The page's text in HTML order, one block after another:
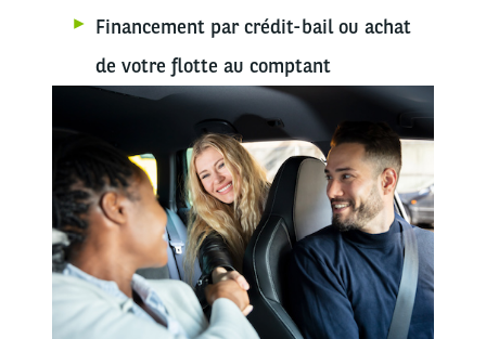
Financement par crédit-bail ou achat
de votre flotte au comptant